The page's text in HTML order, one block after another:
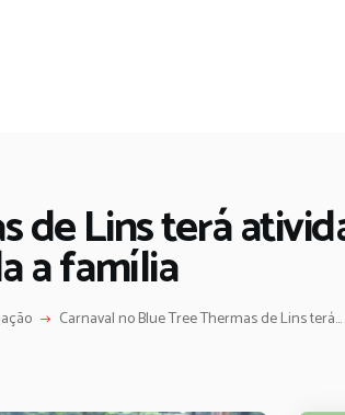
de Lins terá
a família
Carnaval no Blue Tree Thermas de Lins terá...